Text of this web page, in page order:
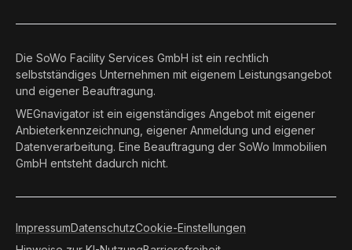
Die SoWo Facility Services GmbH ist ein rechtlich
selbstständiges Unternehmen mit eigenem Leistungsangebot
und eigener Beauftragung.
WEGnavigator ist ein eigenständiges Angebot mit eigener
Anbieterkennzeichnung, eigener Anmeldung und eigener
Datenverarbeitung. Eine Beauftragung der SoWo Immobilien
GmbH entsteht dadurch nicht.
ImpressumDatenschutzCookie-Einstellungen